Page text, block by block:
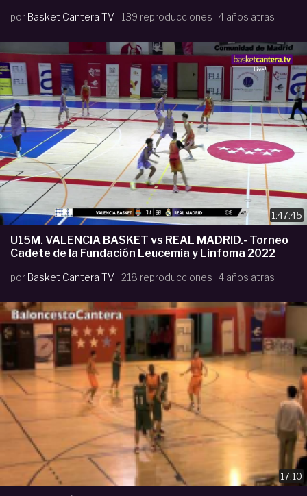
por Basket Cantera TV 139 reproducciones 4 años atras
1:47:45
U15M. VALENCIA BASKET vs REAL MADRID.- Torneo
Cadete de la Fundación Leucemia y Linfoma 2022
por Basket Cantera TV 218 reproducciones 4 años atras
17:10